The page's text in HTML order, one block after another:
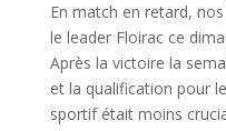
En match en retard,
le leader Floirac ce
Après la victoire la
et la qualification pour
sportif était moins